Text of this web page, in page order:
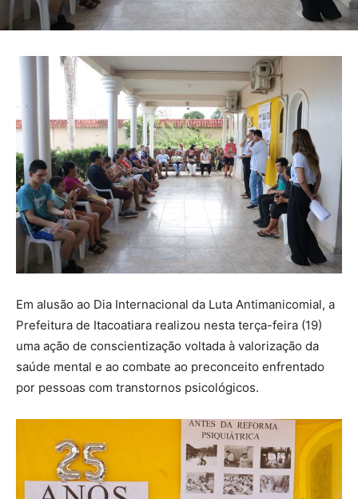
Em alusão ao Dia Internacional da Luta Antimanicomial, a
Prefeitura de Itacoatiara realizou nesta terça-feira (19)
uma ação de conscientização voltada à valorização da
saúde mental e ao combate ao preconceito enfrentado
por pessoas com transtornos psicológicos.